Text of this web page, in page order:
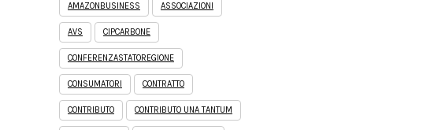
AMAZONBUSINESS ASSOCIAZIONI
AVS CIPCARBONE
CONFERENZASTATOREGIONE
CONSUMATORI CONTRATTO
CONTRIBUTO CONTRIBUTO UNA TANTUM